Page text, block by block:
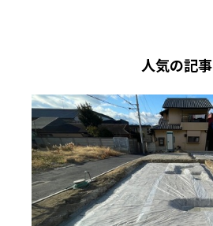
人気の記事